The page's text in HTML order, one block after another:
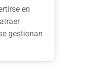
en
gestionan